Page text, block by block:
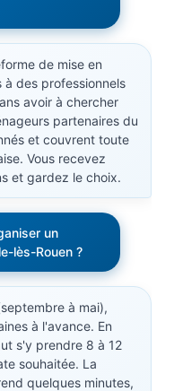
de mise en
des professionnels
avoir à chercher
partenaires du
et couvrent toute
Vous recevez
et gardez le choix.
un
lès-Rouen ?
à mai),
à l'avance. En
s'y prendre 8 à 12
souhaitée. La
quelques minutes,